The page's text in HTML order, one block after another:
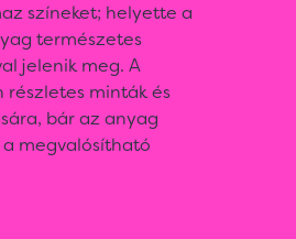
színeket; helyette a
természetes
jelenik meg. A
részletes minták és
bár az anyag
megvalósítható